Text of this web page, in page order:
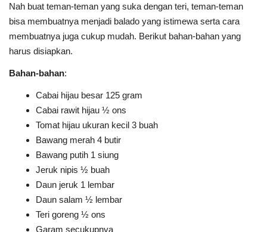
Nah buat teman-teman yang suka dengan teri, teman-teman
bisa membuatnya menjadi balado yang istimewa serta cara
membuatnya juga cukup mudah. Berikut bahan-bahan yang
harus disiapkan.
Bahan-bahan:
Cabai hijau besar 125 gram
Cabai rawit hijau ½ ons
Tomat hijau ukuran kecil 3 buah
Bawang merah 4 butir
Bawang putih 1 siung
Jeruk nipis ½ buah
Daun jeruk 1 lembar
Daun salam ½ lembar
Teri goreng ½ ons
Garam secukupnya